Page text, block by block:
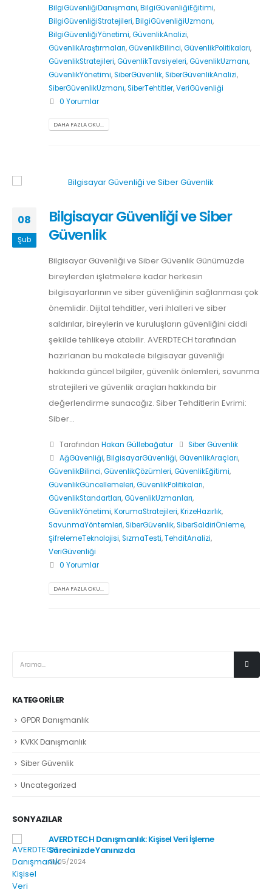
BilgiGüvenliğiDanışmanı,BilgiGüvenliğiEğitimi,
BilgiGüvenliğiStratejileri,BilgiGüvenliğiUzmanı,
BilgiGüvenliğiYönetimi,GüvenlikAnalizi,
GüvenlikAraştırmaları,GüvenlikBilinci,GüvenlikPolitikaları,
GüvenlikStratejileri,GüvenlikTavsiyeleri,GüvenlikUzmanı,
GüvenlikYönetimi,SiberGüvenlik,SiberGüvenlikAnalizi,
SiberGüvenlikUzmanı,SiberTehtitler,VeriGüvenliği
0 Yorumlar
DAHA FAZLA OKU...
08
Şub
Bilgisayar Güvenliği ve Siber
Güvenlik
Bilgisayar Güvenliği ve Siber Güvenlik Günümüzde
bireylerden işletmelere kadar herkesin
bilgisayarlarının ve siber güvenliğinin sağlanması çok
önemlidir. Dijital tehditler, veri ihlalleri ve siber
saldırılar, bireylerin ve kuruluşların güvenliğini ciddi
şekilde tehlikeye atabilir. AVERDTECH tarafından
hazırlanan bu makalede bilgisayar güvenliği
hakkında güncel bilgiler, güvenlik önlemleri, savunma
stratejileri ve güvenlik araçları hakkında bir
değerlendirme sunacağız. Siber Tehditlerin Evrimi:
Siber...
Tarafından Hakan Güllebağatur
Siber Güvenlik
AğGüvenliği,BilgisayarGüvenliği,GüvenlikAraçları,
GüvenlikBilinci,GüvenlikÇözümleri,GüvenlikEğitimi,
GüvenlikGüncellemeleri,GüvenlikPolitikaları,
GüvenlikStandartları,GüvenlikUzmanları,
GüvenlikYönetimi,KorumaStratejileri,KrizeHazırlık,
SavunmaYöntemleri,SiberGüvenlik,SiberSaldiriÖnleme,
ŞifrelemeTeknolojisi,SızmaTesti,TehditAnalizi,
VeriGüvenliği
0 Yorumlar
DAHA FAZLA OKU...
KATEGORILER
GPDR Danışmanlık
KVKK Danışmanlık
Siber Güvenlik
Uncategorized
SON YAZILAR
AVERDTECH Danışmanlık: Kişisel Veri İşleme
Sürecinizde Yanınızda
31/05/2024